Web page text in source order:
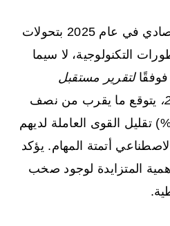
يتسم المشهد الاقتصادي في عام 2025 بتحولات
التكنولوجية، لا سيما
فوفقًالتقرير مستقبل
يتوقع ما يقرب من نصف
العمل (40%) تقليل القوى العاملة لديهم
أتمتة المهام. يؤكد
المتزايدة لوجود صخب